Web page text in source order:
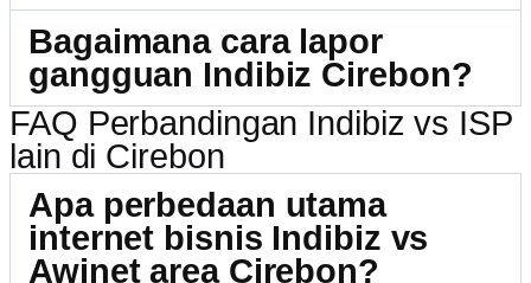
Bagaimana cara lapor
gangguan Indibiz Cirebon?
FAQ Perbandingan Indibiz vs ISP
lain di Cirebon
Apa perbedaan utama
internet bisnis Indibiz vs
Awinet area Cirebon?